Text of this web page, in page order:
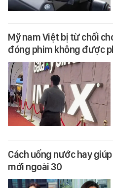
Mỹ nam Việt bị từ chối
đóng phim không được
Cách uống nước hay
mới ngoài 30